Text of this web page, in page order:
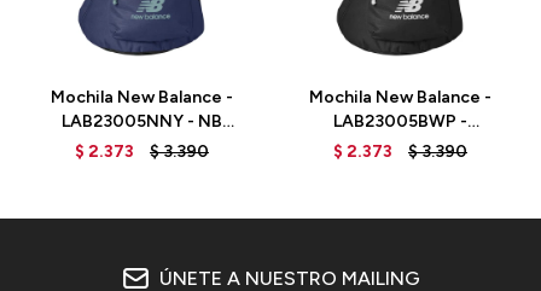
Mochila New Balance -
LAB23005NNY - NB
NAVY
$ 2.373 $3.390
Mochila New Balance -
LAB23005BWP -
BLACK/WHITE PRINT
$ 2.373 $3.390
ÚNETE A NUESTRO MAILING